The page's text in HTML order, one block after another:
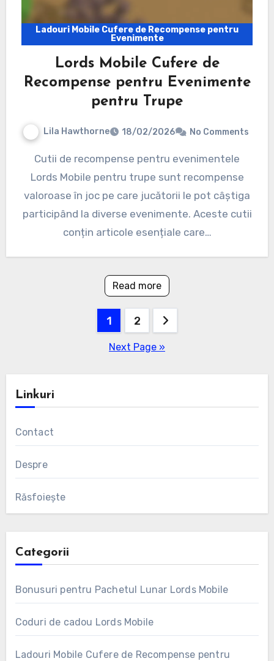
Ladouri Mobile Cufere de Recompense pentru
Evenimente
Lords Mobile Cufere de
Recompense pentru Evenimente
pentru Trupe
Lila Hawthorne 18/02/2026 No Comments
Cutii de recompense pentru evenimentele
Lords Mobile pentru trupe sunt recompense
valoroase în joc pe care jucătorii le pot câștiga
participând la diverse evenimente. Aceste cutii
conțin articole esențiale care…
Read more
1 2
Next Page »
Linkuri
Contact
Despre
Răsfoiește
Categorii
Bonusuri pentru Pachetul Lunar Lords Mobile
Coduri de cadou Lords Mobile
Ladouri Mobile Cufere de Recompense pentru